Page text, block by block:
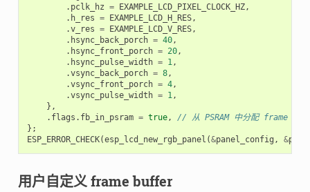
. pclk_hz = EXAMPLE_LCD_PIXEL_CLOCK_HZ,
. h_res = EXAMPLE_LCD_H_RES,
.v_res = EXAMPLE_LCD_V_RES,
. hsync_back_porch = 40,
. hsync_front_porch = 20,
. hsync_pulse_width = 1,
.vsync_back_porch = 8,
.vsync_front_porch = 4,
.vsync_pulse_width = 1,
},
. flags . fb_in_psram = true,
// 从 PSRAM 中分配 frame
};
ESP_ERROR_CHECK(esp_lcd_new_rgb_panel (&panel_config , &
用户自定义 frame buffer